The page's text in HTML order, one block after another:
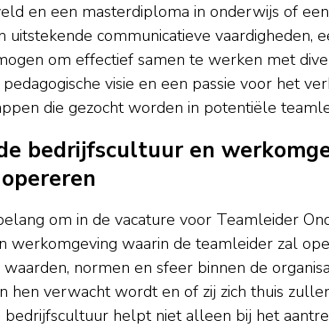
en een masterdiploma in onderwijs of
uitstekende communicatieve
om effectief samen te werken met
visie en een passie voor het
die gezocht worden in potentiële
bedrijfscultuur en
om in de vacature voor Teamleider
werkomgeving waarin de teamleider zal
normen en sfeer binnen de
hen verwacht wordt en of zij zich thuis
helpt niet alleen bij het